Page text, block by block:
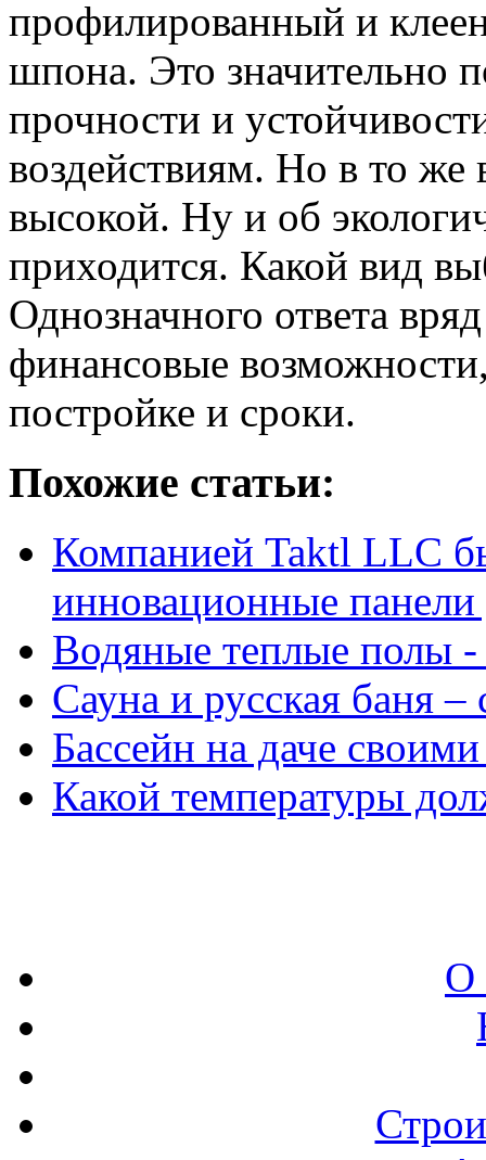
профилированный и
шпона. Это значительно
прочности и
воздействиям. Но в то же
высокой. Ну и об
приходится. Какой вид
Однозначного ответа
финансовые
постройке и сроки.
Похожие статьи:
Компанией Taktl LLC
инновационные панели
Водяные теплые полы
Сауна и русская баня
Бассейн на даче
Какой температуры
О